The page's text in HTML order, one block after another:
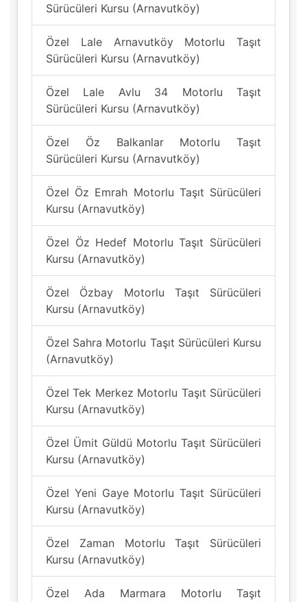
Sürücüleri Kursu (Arnavutköy)
Özel Lale Arnavutköy Motorlu Taşıt
Sürücüleri Kursu (Arnavutköy)
Özel Lale Avlu 34 Motorlu Taşıt
Sürücüleri Kursu (Arnavutköy)
Özel Öz Balkanlar Motorlu Taşıt
Sürücüleri Kursu (Arnavutköy)
Özel Öz Emrah Motorlu Taşıt Sürücüleri
Kursu (Arnavutköy)
Özel Öz Hedef Motorlu Taşıt Sürücüleri
Kursu (Arnavutköy)
Özel Özbay Motorlu Taşıt Sürücüleri
Kursu (Arnavutköy)
Özel Sahra Motorlu Taşıt Sürücüleri Kursu
(Arnavutköy)
Özel Tek Merkez Motorlu Taşıt Sürücüleri
Kursu (Arnavutköy)
Özel Ümit Güldü Motorlu Taşıt Sürücüleri
Kursu (Arnavutköy)
Özel Yeni Gaye Motorlu Taşıt Sürücüleri
Kursu (Arnavutköy)
Özel Zaman Motorlu Taşıt Sürücüleri
Kursu (Arnavutköy)
Özel Ada Marmara Motorlu Taşıt